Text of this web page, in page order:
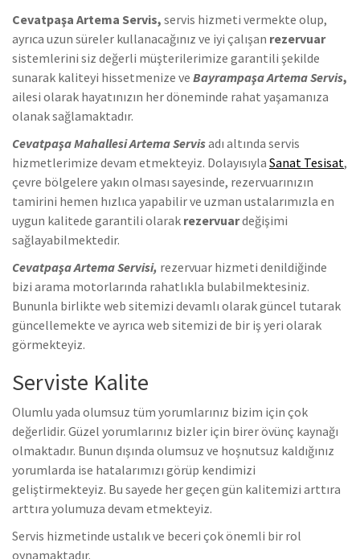
Cevatpaşa Artema Servis, servis hizmeti vermekte olup,
ayrıca uzun süreler kullanacağınız ve iyi çalışan rezervuar
sistemlerini siz değerli müşterilerimize garantili şekilde
sunarak kaliteyi hissetmenize ve Bayrampaşa Artema Servis,
ailesi olarak hayatınızın her döneminde rahat yaşamanıza
olanak sağlamaktadır.
Cevatpaşa Mahallesi Artema Servisadı altında servis
hizmetlerimize devam etmekteyiz. Dolayısıyla Sanat Tesisat,
çevre bölgelere yakın olması sayesinde, rezervuarınızın
tamirini hemen hızlıca yapabilir ve uzman ustalarımızla en
uygun kalitede garantili olarak rezervuardeğişimi
sağlayabilmektedir.
Cevatpaşa Artema Servisi, rezervuar hizmeti denildiğinde
bizi arama motorlarında rahatlıkla bulabilmektesiniz.
Bununla birlikte web sitemizi devamlı olarak güncel tutarak
güncellemekte ve ayrıca web sitemizi de bir iş yeri olarak
görmekteyiz.
Serviste Kalite
Olumlu yada olumsuz tüm yorumlarınız bizim için çok
değerlidir. Güzel yorumlarınız bizler için birer övünç kaynağı
olmaktadır. Bunun dışında olumsuz ve hoşnutsuz kaldığınız
yorumlarda ise hatalarımızı görüp kendimizi
geliştirmekteyiz. Bu sayede her geçen gün kalitemizi arttıra
arttıra yolumuza devam etmekteyiz.
Servis hizmetinde ustalık ve beceri çok önemli bir rol
oynamaktadır.